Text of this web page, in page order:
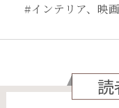
#インテリア、映
読